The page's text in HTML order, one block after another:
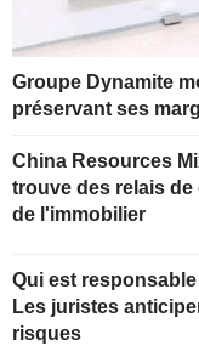
Groupe Dynamite
préservant ses
China Resources
trouve des relais
de l'immobilier
Qui est
Les juristes
risques